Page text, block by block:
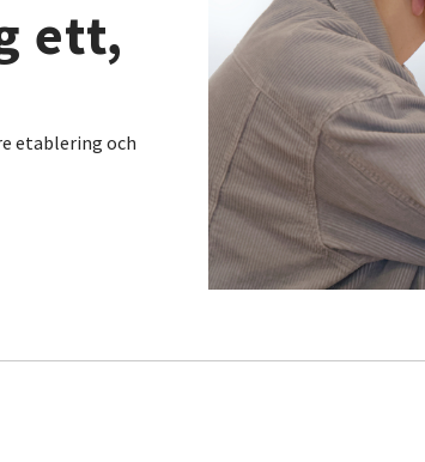
ett,
etablering och